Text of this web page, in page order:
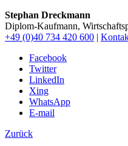
Stephan Dreckmann
Diplom-Kaufmann,
+49 (0)40 734 420 600 |
Facebook
Twitter
LinkedIn
Xing
WhatsApp
E-mail
Zurück